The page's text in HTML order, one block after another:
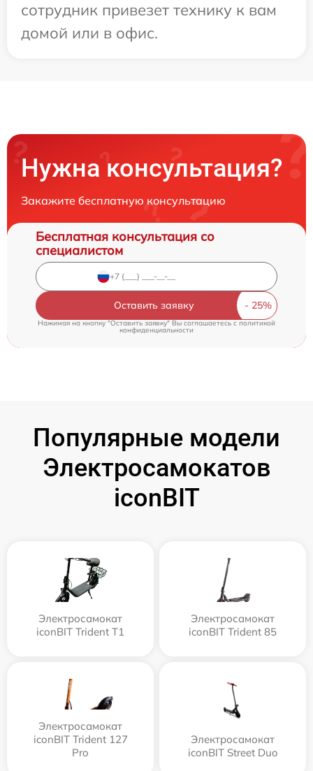
сотрудник привезет технику к вам
домой или в офис.
Нужна консультация?
Закажите бесплатную консультацию
Бесплатная консультация со
специалистом
Оставить заявку
Нажимая на кнопку "Оставить заявку" Вы соглашаетесь cполитикой
конфиденциальности
Популярные модели
Электросамокатов
iconBIT
Электросамокат
iconBIT Trident T1
Электросамокат
iconBIT Trident 85
Электросамокат
iconBIT Trident 127
Pro
Электросамокат
iconBIT Street Duo